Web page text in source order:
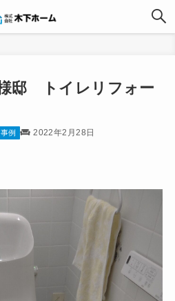
邸 トイレリフォー
例 2022年2月28日